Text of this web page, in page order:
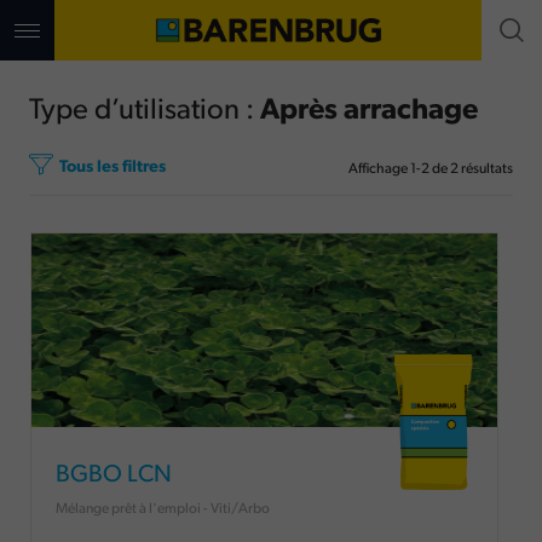
au
contenu
principal
Type d’utilisation : Après arrachage
Affichage 1 -2de 2 résultats
Tous les filtres
BGBO LCN
Mélange prêt à l'emploi - Viti/Arbo